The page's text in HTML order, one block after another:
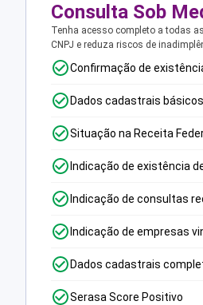
Consulta Sob
Tenha acesso completo a todas
CNPJ e reduza riscos de
Confirmação de
Dados cadastrais básicos
Situação na Receita
Indicação de existência
Indicação de consultas
Indicação de empresas
Dados cadastrais
Serasa Score Positivo